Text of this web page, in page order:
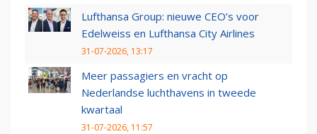
Lufthansa Group: nieuwe CEO’s voor
Edelweiss en Lufthansa City Airlines
31-07-2026, 13:17
Meer passagiers en vracht op
Nederlandse luchthavens in tweede
kwartaal
31-07-2026, 11:57